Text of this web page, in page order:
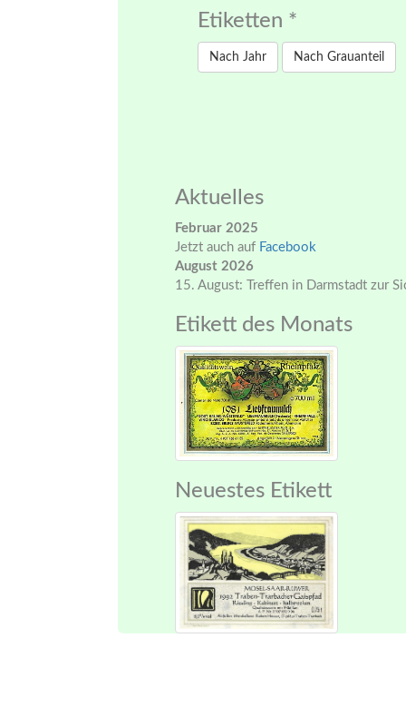
Etiketten *
Nach Jahr Nach Grauanteil
Aktuelles
Februar 2025
Jetzt auch auf Facebook
August 2026
15. August: Treffen in Darmstadt zur
Etikett des Monats
Neuestes Etikett